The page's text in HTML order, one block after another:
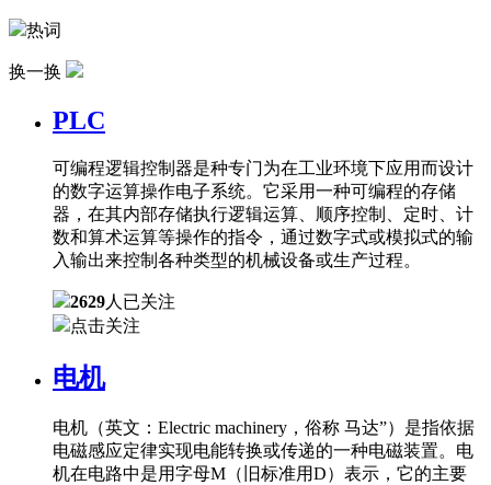
热词
换一换
PLC
可编程逻辑控制器是种专门为在工业环境下应用而设计
的数字运算操作电子系统。它采用一种可编程的存储
器，在其内部存储执行逻辑运算、顺序控制、定时、计
数和算术运算等操作的指令，通过数字式或模拟式的输
入输出来控制各种类型的机械设备或生产过程。
2629人已关注
点击关注
电机
电机（英文：Electric machinery，俗称 马达”）是指依据
电磁感应定律实现电能转换或传递的一种电磁装置。电
机在电路中是用字母M（旧标准用D）表示，它的主要